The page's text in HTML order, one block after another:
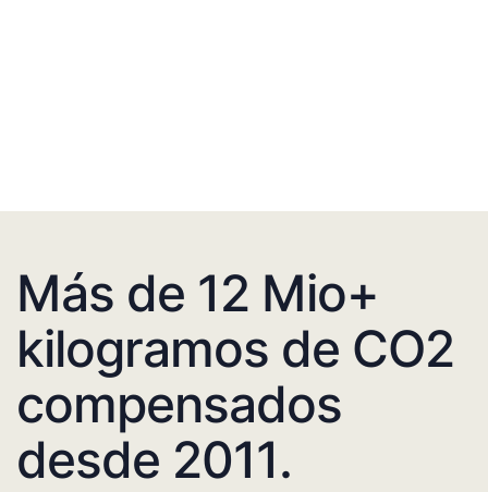
Más de 12 Mio+
kilogramos de CO2
compensados
desde 2011.